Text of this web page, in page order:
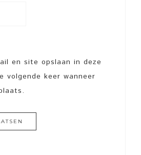
en site opslaan in deze
volgende keer wanneer